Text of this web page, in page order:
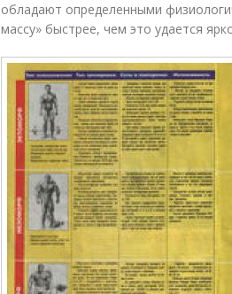
обладают определенными
массу» быстрее, чем это удается